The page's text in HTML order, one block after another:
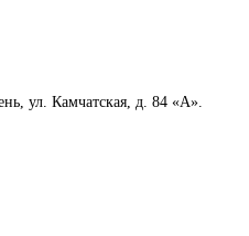
ул. Камчатская, д. 84 «А».